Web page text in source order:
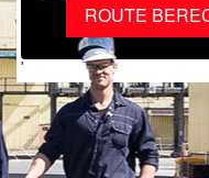
'
ROUTE